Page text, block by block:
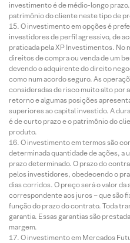
investimento é de médio-longo
patrimônio do cliente neste tipo de
O investimento em opções é
investidores de perfil agressivo, de
praticada pela XP Investimentos. No
direitos de compra ou venda de um
devendo o adquirente do direito
como num acordo seguro. As
consideradas de risco muito alto por
retorno e algumas posições
superiores ao capital investido. A
é de curto prazo e o patrimônio do
produto.
O investimento em termos são
determinada quantidade de ações, a
prazo determinado. O prazo do
pelos investidores, obedecendo o
dias corridos. O preço será o valor da
correspondente aos juros – que são
função do prazo do contrato. Toda
garantia. Essas garantias são
margem.
O investimento em Mercados